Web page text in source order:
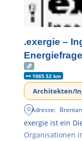
.exergie –
1065.52 km
Architekten/
Adresse:
exergie ist ein
Organisationen